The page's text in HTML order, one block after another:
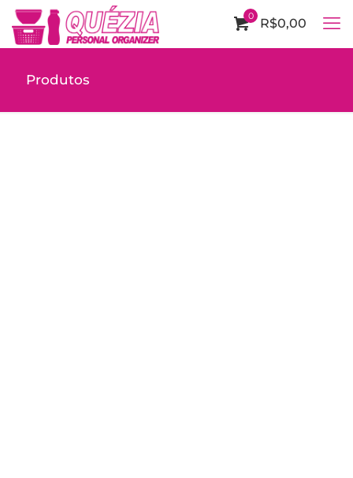
0 R$0,00
Produtos